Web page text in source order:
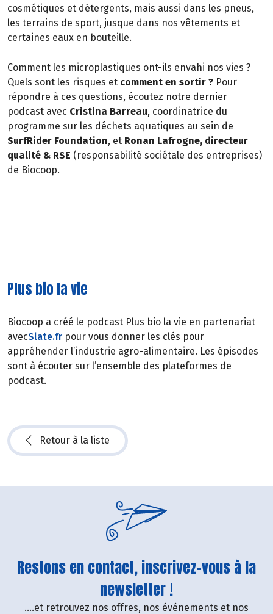
cosmétiques et détergents, mais aussi dans les pneus,
les terrains de sport, jusque dans nos vêtements et
certaines eaux en bouteille.
Comment les microplastiques ont-ils envahi nos vies ?
Quels sont les risques et comment en sortir ? Pour
répondre à ces questions, écoutez notre dernier
podcast avec Cristina Barreau, coordinatrice du
programme sur les déchets aquatiques au sein de
SurfRider Foundation, et Ronan Lafrogne, directeur
qualité & RSE (responsabilité sociétale des entreprises)
de Biocoop.
Plus bio la vie
Biocoop a créé le podcast Plus bio la vie en partenariat
avecSlate.fr pour vous donner les clés pour
appréhender l’industrie agro-alimentaire. Les épisodes
sont à écouter sur l’ensemble des plateformes de
podcast.
Retour à la liste
Restons en contact, inscrivez-vous à la
newsletter !
....et retrouvez nos offres, nos événements et nos